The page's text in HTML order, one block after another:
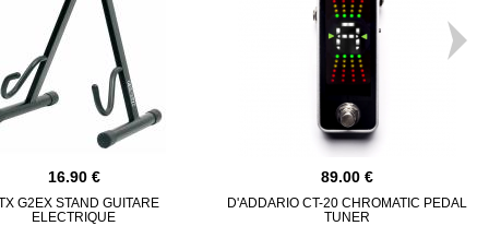
16.90
G2EX STAND GUITARE
ELECTRIQUE
89.00
D'ADDARIO CT-20 CHROMATIC PEDAL
TUNER